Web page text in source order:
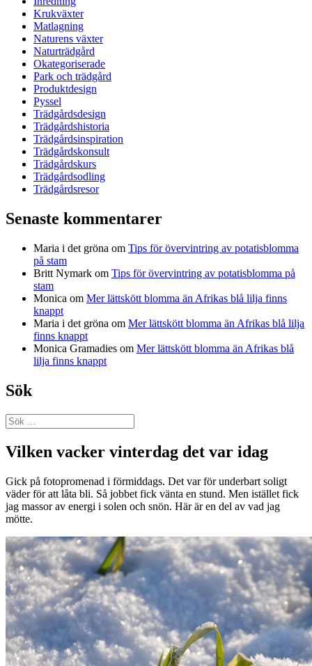
Krukväxter
Matlagning
Naturens växter
Naturträdgård
Okategoriserade
Park och trädgård
Produktdesign
Pyssel
Trädgårdsdesign
Trädgårdshistoria
Trädgårdsinspiration
Trädgårdskonsult
Trädgårdskurs
Trädgårdsodling
Trädgårdsresor
Senaste kommentarer
Maria i det gröna om Tips för övervintring av potatisblomma
på stam
Britt Nymark om Tips för övervintring av potatisblomma på
stam
Monica om Mer lättskött blomma än Afrikas blå lilja finns
knappt
Maria i det gröna om Mer lättskött blomma än Afrikas blå lilja
finns knappt
Monica Gramadies om Mer lättskött blomma än Afrikas blå
lilja finns knappt
Sök
Sök
efter:
Vilken vacker vinterdag det var idag
Gick på fotopromenad i förmiddags. Det var för underbart soligt
väder för att låta bli. Så jobbet fick vänta en stund. Men istället fick
jag massor av energi i solen och snön. Här är en del av vad jag
mötte.